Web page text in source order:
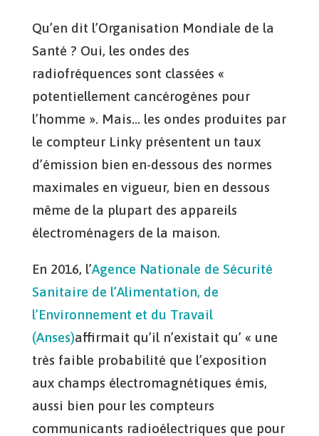
Qu’en dit l’Organisation Mondiale de la
Santé ? Oui, les ondes des
radiofréquences sont classées «
potentiellement cancérogènes pour
l’homme ». Mais… les ondes produites par
le compteur Linky présentent un taux
d’émission bien en-dessous des normes
maximales en vigueur, bien en dessous
même de la plupart des appareils
électroménagers de la maison.
En 2016, l’Agence Nationale de Sécurité
Sanitaire de l’Alimentation, de
l’Environnement et du Travail
(Anses)affirmait qu’il n’existait qu’ « une
très faible probabilité que l’exposition
aux champs électromagnétiques émis,
aussi bien pour les compteurs
communicants radioélectriques que pour